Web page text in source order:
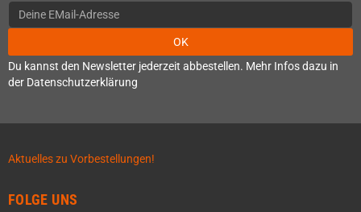
OK
Du kannst den Newsletter jederzeit abbestellen. Mehr Infos dazu in
der Datenschutzerklärung
Aktuelles zu Vorbestellungen!
FOLGE UNS